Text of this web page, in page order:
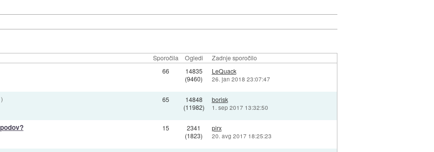
Sporočila Ogledi Zadnje sporočilo
66
14835
(9460)
LeQuack
26. jan 2018 23:07:47
)
65
14848
(11982)
borisk
1. sep 2017 13:32:50
15
2341
(1823)
pirx
20. avg 2017 18:25:23